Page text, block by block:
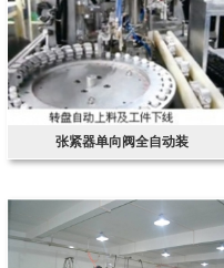
张紧器单向阀全自动装